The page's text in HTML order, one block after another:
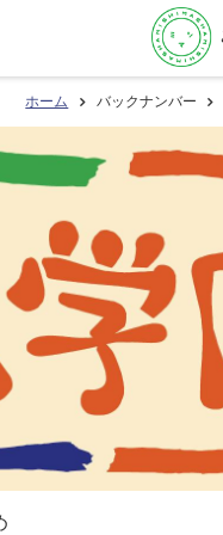
ホーム バックナンバー